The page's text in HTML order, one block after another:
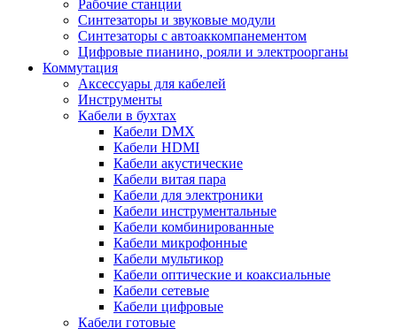
Рабочие станции
Синтезаторы и звуковые модули
Синтезаторы с автоаккомпанементом
Цифровые пианино, рояли и электроорганы
Коммутация
Аксессуары для кабелей
Инструменты
Кабели в бухтах
Кабели DMX
Кабели HDMI
Кабели акустические
Кабели витая пара
Кабели для электроники
Кабели инструментальные
Кабели комбинированные
Кабели микрофонные
Кабели мультикор
Кабели оптические и коаксиальные
Кабели сетевые
Кабели цифровые
Кабели готовые